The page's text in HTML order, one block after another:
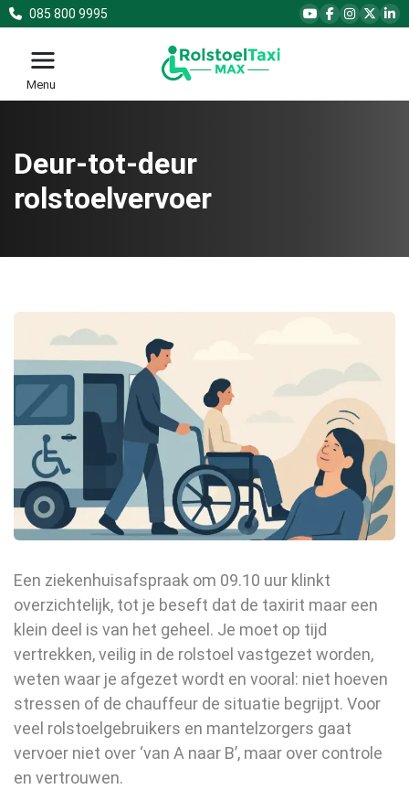
085 800 9995
Menu
Deur-tot-deur
rolstoelvervoer
Een ziekenhuisafspraak om 09.10 uur klinkt
overzichtelijk, tot je beseft dat de taxirit maar een
klein deel is van het geheel. Je moet op tijd
vertrekken, veilig in de rolstoel vastgezet worden,
weten waar je afgezet wordt en vooral: niet hoeven
stressen of de chauffeur de situatie begrijpt. Voor
veel rolstoelgebruikers en mantelzorgers gaat
vervoer niet over ‘van A naar B’, maar over controle
en vertrouwen.